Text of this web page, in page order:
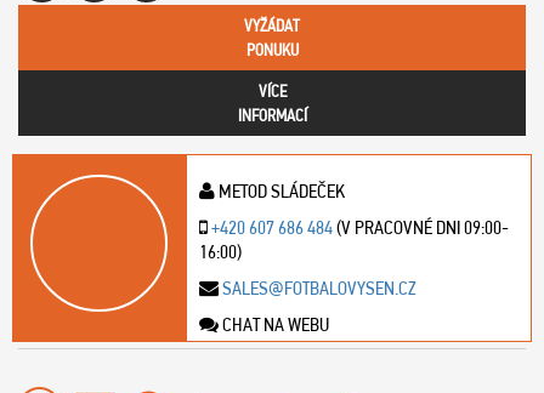
VYŽÁDAT
PONUKU
VÍCE
INFORMACÍ
METOD SLÁDEČEK
+420 607 686 484(V PRACOVNÉ DNI 09:00-
16:00)
SALES@FOTBALOVYSEN.CZ
CHAT NA WEBU